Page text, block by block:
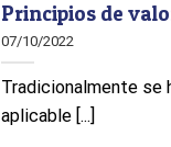
Principios de
07/10/2022
Tradicionalmente se
aplicable [...]